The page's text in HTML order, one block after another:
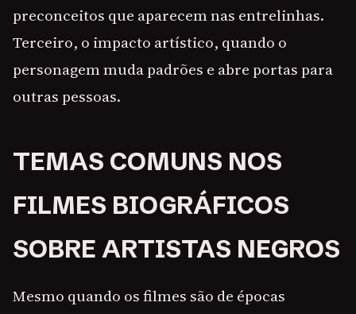
preconceitos que aparecem nas entrelinhas.
Terceiro, o impacto artístico, quando o
personagem muda padrões e abre portas para
outras pessoas.
TEMAS COMUNS NOS
FILMES BIOGRÁFICOS
SOBRE ARTISTAS NEGROS
Mesmo quando os filmes são de épocas